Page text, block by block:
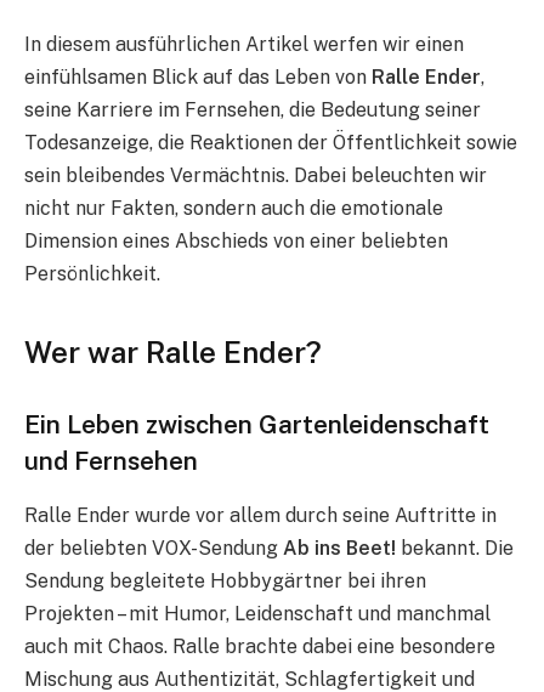
In diesem ausführlichen Artikel werfen wir einen
einfühlsamen Blick auf das Leben von Ralle Ender,
seine Karriere im Fernsehen, die Bedeutung seiner
Todesanzeige, die Reaktionen der Öffentlichkeit sowie
sein bleibendes Vermächtnis. Dabei beleuchten wir
nicht nur Fakten, sondern auch die emotionale
Dimension eines Abschieds von einer beliebten
Persönlichkeit.
Wer war Ralle Ender?
Ein Leben zwischen Gartenleidenschaft
und Fernsehen
Ralle Ender wurde vor allem durch seine Auftritte in
der beliebten VOX-Sendung Ab ins Beet! bekannt. Die
Sendung begleitete Hobbygärtner bei ihren
Projekten – mit Humor, Leidenschaft und manchmal
auch mit Chaos. Ralle brachte dabei eine besondere
Mischung aus Authentizität, Schlagfertigkeit und